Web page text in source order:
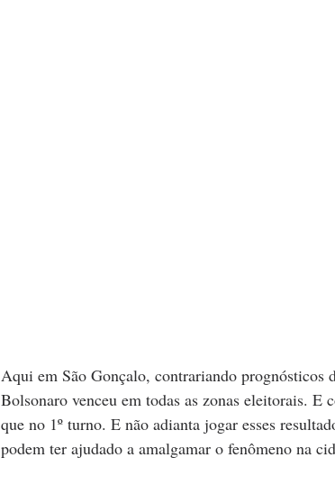
Aqui em São Gonçalo, contrariando prognósticos
Bolsonaro venceu em todas as zonas eleitorais. E
que no 1º turno. E não adianta jogar esses
podem ter ajudado a amalgamar o fenômeno na